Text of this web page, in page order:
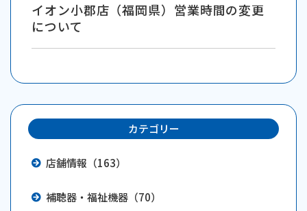
イオン小郡店（福岡県）営業時間の変更
について
カテゴリー
店舗情報（163）
補聴器・福祉機器（70）